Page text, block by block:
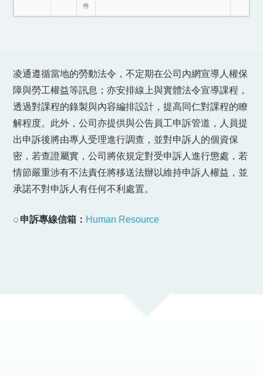
件
凌通遵循當地的勞動法令，不定期在公司內網宣導人權保
障與勞工權益等訊息；亦安排線上與實體法令宣導課程，
透過對課程的錄製與內容編排設計，提高同仁對課程的瞭
解程度。此外，公司亦提供與公告員工申訴管道，人員提
出申訴後將由專人受理進行調查，並對申訴人的個資保
密，若查證屬實，公司將依規定對受申訴人進行懲處，若
情節嚴重涉有不法責任將移送法辦以維持申訴人權益，並
承諾不對申訴人有任何不利處置。
申訴專線信箱： Human Resource